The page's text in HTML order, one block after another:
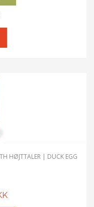
HØJTTALER | DUCK EGG